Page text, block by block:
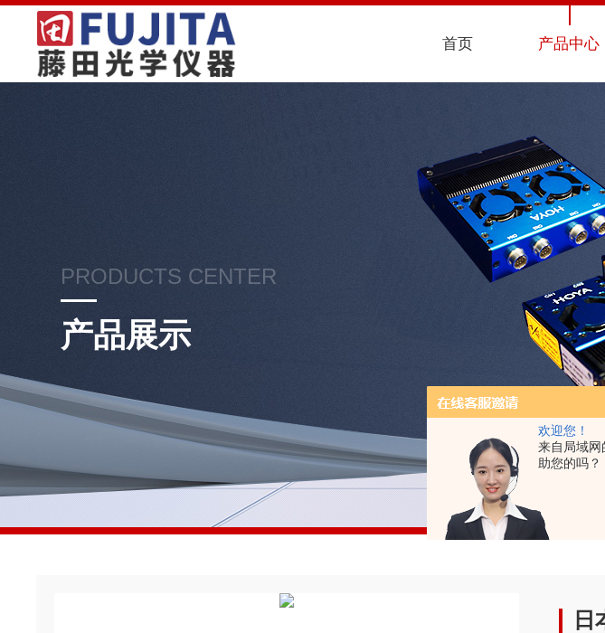
欢迎您！
来自局域网
助您的吗？
首页 产品中心
PRODUCTS CENTER
产品展示
日